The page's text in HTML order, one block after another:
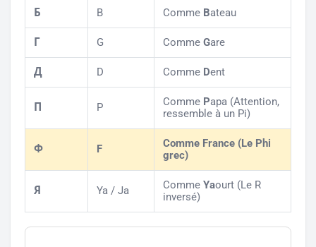
Б B Comme Bateau
Г G Comme Gare
Д D Comme Dent
П P Comme Papa (Attention,
ressemble à un Pi)
Ф F Comme France (Le Phi
grec)
Я Ya / Ja Comme Yaourt (Le R
inversé)